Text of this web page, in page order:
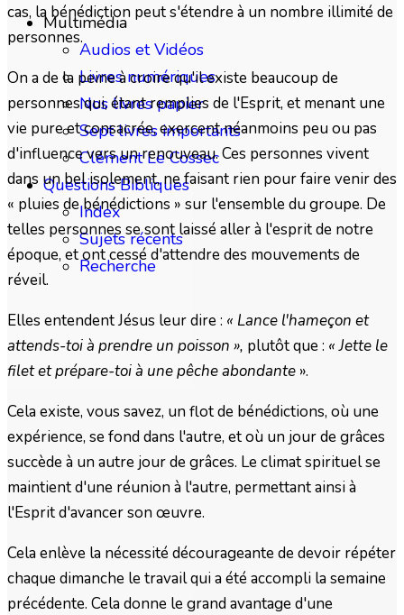
Multimédia
Audios et Vidéos
Livres numériques
Nos livres papier
Sept livres importants
Clément Le Cossec
Questions Bibliques
Index
Sujets récents
Recherche
cas, la bénédiction peut s'étendre à un nombre illimité de
personnes.
On a de la peine à croire qu'il existe beaucoup de
personnes qui, étant remplies de l'Esprit, et menant une
vie pure et consacrée, exercent néanmoins peu ou pas
d'influence vers un renouveau. Ces personnes vivent
dans un bel isolement, ne faisant rien pour faire venir des
« pluies de bénédictions » sur l'ensemble du groupe. De
telles personnes se sont laissé aller à l'esprit de notre
époque, et ont cessé d'attendre des mouvements de
réveil.
Elles entendent Jésus leur dire : « Lance l'hameçon et
attends-toi à prendre un poisson », plutôt que : « Jette le
filet et prépare-toi à une pêche abondante ».
Cela existe, vous savez, un flot de bénédictions, où une
expérience, se fond dans l'autre, et où un jour de grâces
succède à un autre jour de grâces. Le climat spirituel se
maintient d'une réunion à l'autre, permettant ainsi à
l'Esprit d'avancer son œuvre.
Cela enlève la nécessité décourageante de devoir répéter
chaque dimanche le travail qui a été accompli la semaine
précédente. Cela donne le grand avantage d'une